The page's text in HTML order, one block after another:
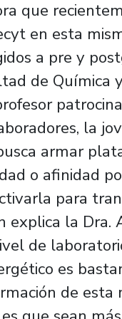
que
en esta
a pre y
de Química
la
armar
o afinidad
para
la Dra.
de
es
de esta